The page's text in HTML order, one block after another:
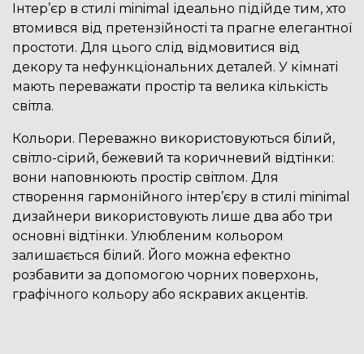
Інтер’єр в стилі minimal ідеально підійде тим, хто
втомився від претензійності та прагне елегантної
простоти. Для цього слід відмовитися від
декору та нефункціональних деталей. У кімнаті
мають переважати простір та велика кількість
світла.
Кольори. Переважно використовуються білий,
світло-сірий, бежевий та коричневий відтінки:
вони наповнюють простір світлом. Для
створення гармонійного інтер’єру в стилі minimal
дизайнери використовують лише два або три
основні відтінки. Улюбленим кольором
залишається білий. Його можна ефектно
розбавити за допомогою чорних поверхонь,
графічного кольору або яскравих акцентів.